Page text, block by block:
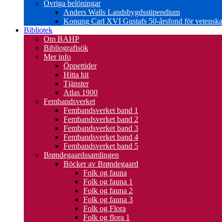
Övriga belöningar
Anders Walls Landsbygdsstipendium
Konung Carl XVI Gustafs 50-årsfond för
Bibliotek
Om BAHP
Bibliografisök
Mer info
Öppettider
Hitta hit
Tjänster
Atlas 1900
Fembandsverket
Fembandsverket band 1
Fembandsverket band 2
Fembandsverket band 3
Fembandsverket band 4
Fembandsverket band 5
Brøndegaardssamlingen
Böcker av Brøndegaard
Folk og fauna
Folk og fauna 1
Folk og fauna 2
Folk og fauna 3
Folk og Flora
Folk og flora 1